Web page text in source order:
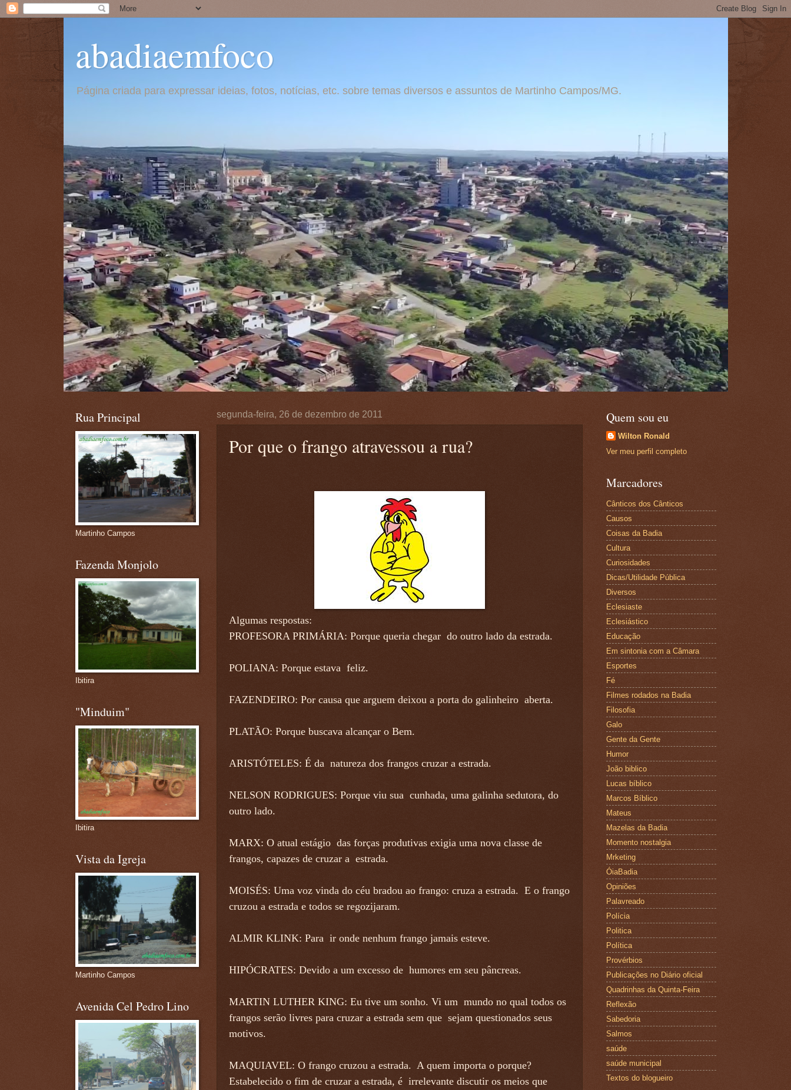
abadiaemfoco
Página criada para expressar ideias, fotos, notícias, etc. sobre temas diversos e assuntos de Martinho Campos/MG.
segunda-feira, 26 de dezembro de 2011
Por que o frango atravessou a rua?
Algumas respostas:
PROFESORA PRIMÁRIA: Porque queria chegar do outro lado da estrada.
POLIANA: Porque estava feliz.
FAZENDEIRO: Por causa que arguem deixou a porta do galinheiro aberta.
PLATÃO: Porque buscava alcançar o Bem.
ARISTÓTELES: É da natureza dos frangos cruzar a estrada.
NELSON RODRIGUES: Porque viu sua cunhada, uma galinha sedutora, do
outro lado.
MARX: O atual estágio das forças produtivas exigia uma nova classe de
frangos, capazes de cruzar a estrada.
MOISÉS: Uma voz vinda do céu bradou ao frango: cruza a estrada. E o frango
cruzou a estrada e todos se regozijaram.
ALMIR KLINK: Para ir onde nenhum frango jamais esteve.
HIPÓCRATES: Devido a um excesso de humores em seu pâncreas.
MARTIN LUTHER KING: Eu tive um sonho. Vi um mundo no qual todos os
frangos serão livres para cruzar a estrada sem que sejam questionados seus
motivos.
MAQUIAVEL: O frango cruzou a estrada. A quem importa o porque?
Estabelecido o fim de cruzar a estrada, é irrelevante discutir os meios que
Rua Principal
Martinho Campos
Fazenda Monjolo
Ibitira
"Minduim"
Ibitira
Vista da Igreja
Martinho Campos
Avenida Cel Pedro Lino
Quem sou eu
Wilton Ronald
Ver meu perfil completo
Marcadores
Cânticos dos Cânticos
Causos
Coisas da Badia
Cultura
Curiosidades
Dicas/Utilidade Pública
Diversos
Eclesiaste
Eclesiástico
Educação
Em sintonia com a Câmara
Esportes
Fé
Filmes rodados na Badia
Filosofia
Galo
Gente da Gente
Humor
João biblico
Lucas bíblico
Marcos Bíblico
Mateus
Mazelas da Badia
Momento nostalgia
Mrketing
ÓiaBadia
Opiniões
Palavreado
Polícia
Politica
Política
Provérbios
Publicações no Diário oficial
Quadrinhas da Quinta-Feira
Reflexão
Sabedoria
Salmos
saúde
saúde municipal
Textos do blogueiro